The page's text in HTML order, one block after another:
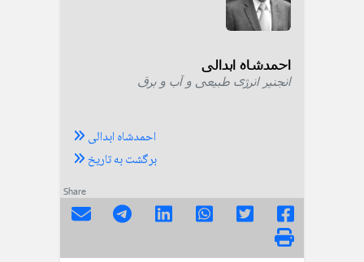
احمدشاه ابدالی
انجنیر انرژی طبیعی و آب و برق
احمدشاه ابدالی
برگشت به تاریخ
Share